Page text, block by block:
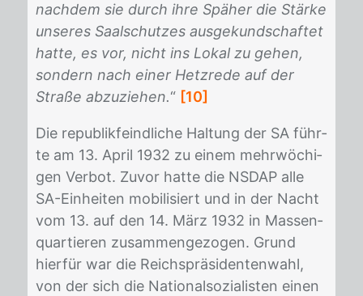
nachdem sie durch ihre Späher die Stärke
unseres Saalschutzes ausgekundschaftet
hatte, es vor, nicht ins Lokal zu gehen,
sondern nach einer Hetzrede auf der
Straße abzuziehen.“ [10]
Die re­pu­blik­feind­li­che Hal­tung der SA führ­
te am 13. April 1932 zu ei­nem mehr­wö­chi­
gen Ver­bot. Zu­vor hat­te die NS­DAP alle
SA-Ein­hei­ten mo­bi­li­siert und in der Nacht
vom 13. auf den 14. März 1932 in Mas­sen­
quar­tie­ren zu­sam­men­ge­zo­gen. Grund
hier­für war die Reichs­prä­si­den­ten­wahl,
von der sich die Na­tio­nal­so­zia­lis­ten ei­nen